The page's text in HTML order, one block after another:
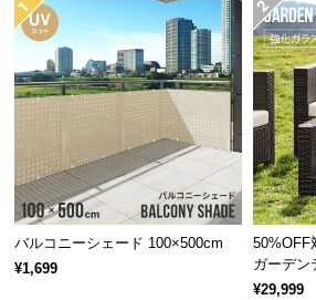
小
型
商
品
送
に
つ
い
て
お部屋のインテリアにも
アジアンにも、モダンにも。様々
せて、自分だけの癒し空間を作れ
バルコニーシェード 100×500cm
¥1,699
50%OFF
ガーデン
¥29,999